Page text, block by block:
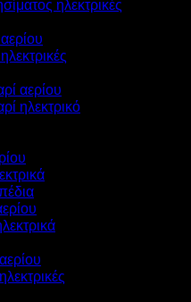
ηλεκτρικές
αερίου
ηλεκτρικό